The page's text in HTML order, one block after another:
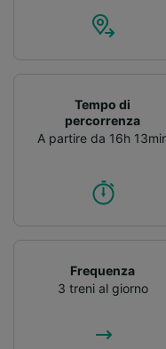
Tempo di
percorrenza
A partire da 16h
Frequenza
3 treni al giorno